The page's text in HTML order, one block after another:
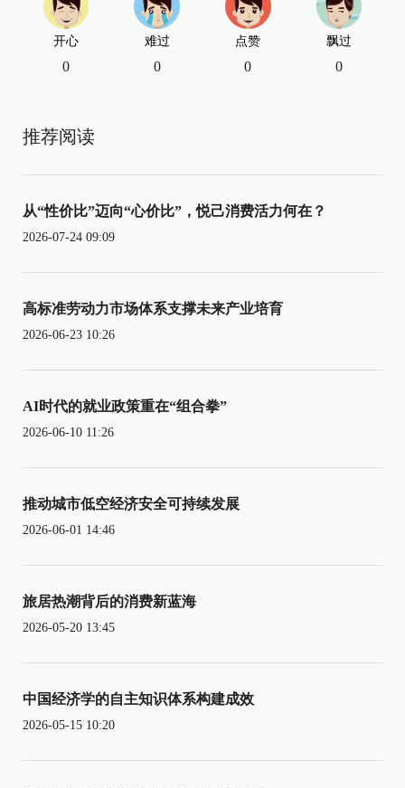
开心
0
难过
0
点赞
0
飘过
0
推荐阅读
从“性价比”迈向“心价比”，悦己消费活力何在？
2026-07-24 09:09
高标准劳动力市场体系支撑未来产业培育
2026-06-23 10:26
AI时代的就业政策重在“组合拳”
2026-06-10 11:26
推动城市低空经济安全可持续发展
2026-06-01 14:46
旅居热潮背后的消费新蓝海
2026-05-20 13:45
中国经济学的自主知识体系构建成效
2026-05-15 10:20